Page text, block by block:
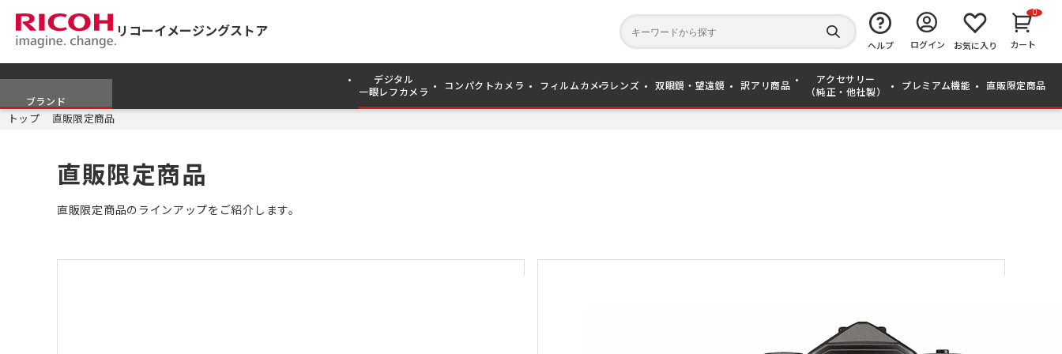
リコーイメージングストア
か
ら
検
索
す
る
ヘルプ ログイン お気に入り
0
カート
ブランド
デジタル
一眼レフカメラ
コンパクトカメラ フィルムカメラ レンズ 双眼鏡・望遠鏡 訳アリ商品
アクセサリー
（純正・他社製）
プレミアム機能 直販限定商品
トップ 直販限定商品
直販限定商品
直販限定商品のラインアップをご紹介します。